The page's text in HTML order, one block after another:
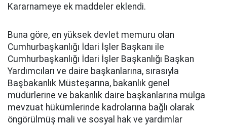
Kararnameye ek maddeler eklendi.
Buna göre, en yüksek devlet memuru olan
Cumhurbaşkanlığı İdari İşler Başkanı ile
Cumhurbaşkanlığı İdari İşler Başkanlığı Başkan
Yardımcıları ve daire başkanlarına, sırasıyla
Başbakanlık Müsteşarına, bakanlık genel
müdürlerine ve bakanlık daire başkanlarına mülga
mevzuat hükümlerinde kadrolarına bağlı olarak
öngörülmüş mali ve sosyal hak ve yardımlar